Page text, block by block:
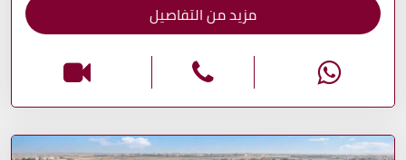
مزيد من التفاصيل